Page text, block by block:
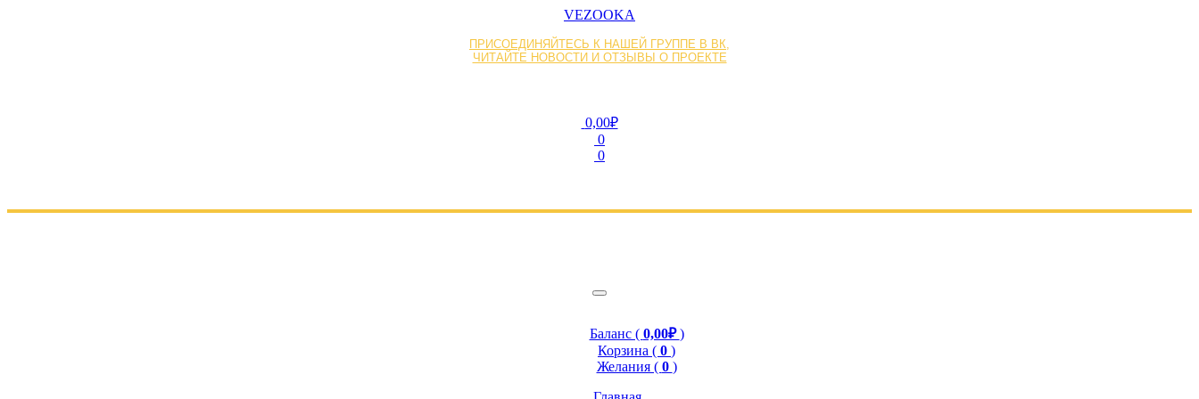
VEZOOKA
ПРИСОЕДИНЯЙТЕСЬ К НАШЕЙ ГРУППЕ В ВК,
ЧИТАЙТЕ НОВОСТИ И ОТЗЫВЫ О ПРОЕКТЕ
0,00₽
0
0
Баланс ( 0,00₽)
Корзина ( 0 )
Желания ( 0 )